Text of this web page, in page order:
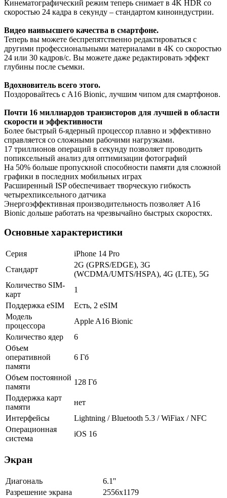
Кинематографический режим теперь снимает в 4K HDR со
скоростью 24 кадра в секунду – стандартом киноиндустрии.
Видео наивысшего качества в смартфоне.
Теперь вы можете беспрепятственно редактироваться с
другими профессиональными материалами в 4K со скоростью
24 или 30 кадров/с. Вы можете даже редактировать эффект
глубины после съемки.
Вдохновитель всего этого.
Поздоровайтесь с A16 Bionic, лучшим чипом для смартфонов.
Почти 16 миллиардов транзисторов для лучшей в области
скорости и эффективности
Более быстрый 6-ядерный процессор плавно и эффективно
справляется со сложными рабочими нагрузками.
17 триллионов операций в секунду позволяет проводить
попиксельный анализ для оптимизации фотографий
На 50% больше пропускной способности памяти для сложной
графики в последних мобильных играх
Расширенный ISP обеспечивает творческую гибкость
четырехпиксельного датчика
Энергоэффективная производительность позволяет A16
Bionic дольше работать на чрезвычайно быстрых скоростях.
Основные характеристики
Серия
iPhone 14 Pro
Стандарт
2G (GPRS/EDGE), 3G
(WCDMA/UMTS/HSPA), 4G (LTE), 5G
Количество SIM-
карт
1
Поддержка eSIM
Есть, 2 eSIM
Модель
процессора
Apple A16 Bionic
Количество ядер
6
Объем
оперативной
памяти
6 Гб
Объем постоянной
памяти
128 Гб
Поддержка карт
памяти
нет
Интерфейсы
Lightning / Bluetooth 5.3 / WiFiax / NFC
Операционная
система
iOS 16
Экран
Диагональ
6.1''
Разрешение экрана
2556x1179